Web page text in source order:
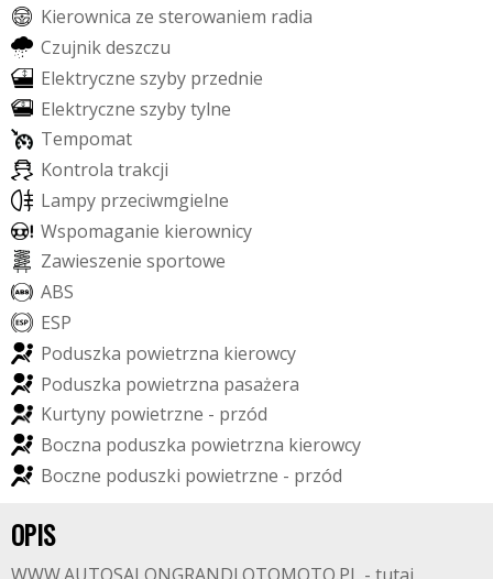
Kierownica ze sterowaniem radia
Czujnikdeszczu
Elektryczne szyby przednie
Elektryczne szybytylne
Tempomat
Kontrola trakcji
Lampy przeciwmgielne
Wspomaganie kierownicy
Zawieszenie sportowe
ABS
ESP
Poduszka powietrzna kierowcy
Poduszka powietrzna pasażera
Kurtyny powietrzne - przód
Boczna poduszka powietrzna kierowcy
Boczne poduszki powietrzne - przód
OPIS